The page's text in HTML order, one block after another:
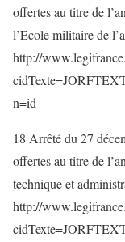
offertes au titre de
l’Ecole militaire de
http://
n=id
18 Arrêté du 27
offertes au titre de
technique et
http://